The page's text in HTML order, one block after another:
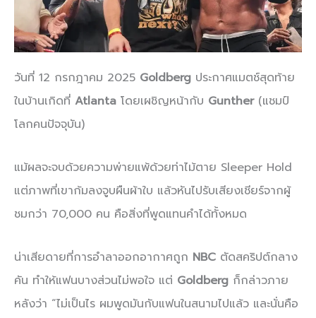
วันที่ 12 กรกฎาคม 2025 Goldberg ประกาศแมตช์สุดท้าย
ในบ้านเกิดที่ Atlanta โดยเผชิญหน้ากับ Gunther(แชมป์
โลกคนปัจจุบัน)
แม้ผลจะจบด้วยความพ่ายแพ้ด้วยท่าไม้ตาย Sleeper Hold
แต่ภาพที่เขาก้มลงจูบผืนผ้าใบ แล้วหันไปรับเสียงเชียร์จากผู้
ชมกว่า 70,000 คน คือสิ่งที่พูดแทนคำได้ทั้งหมด
น่าเสียดายที่การอำลาออกอากาศถูก NBC ตัดสคริปต์กลาง
คัน ทำให้แฟนบางส่วนไม่พอใจ แต่ Goldberg ก็กล่าวภาย
หลังว่า “ไม่เป็นไร ผมพูดมันกับแฟนในสนามไปแล้ว และนั่นคือ